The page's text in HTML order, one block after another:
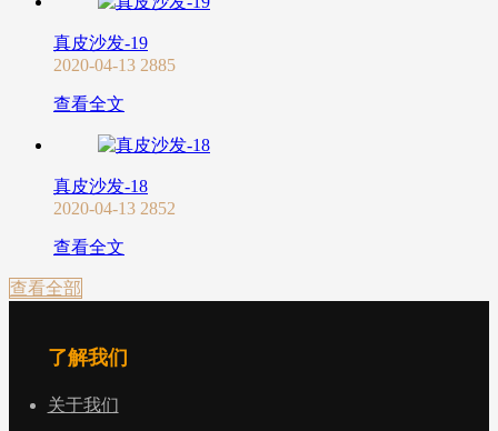
真皮沙发-19
2020-04-13 2885
查看全文
真皮沙发-18
2020-04-13 2852
查看全文
查看全部
了解我们
关于我们